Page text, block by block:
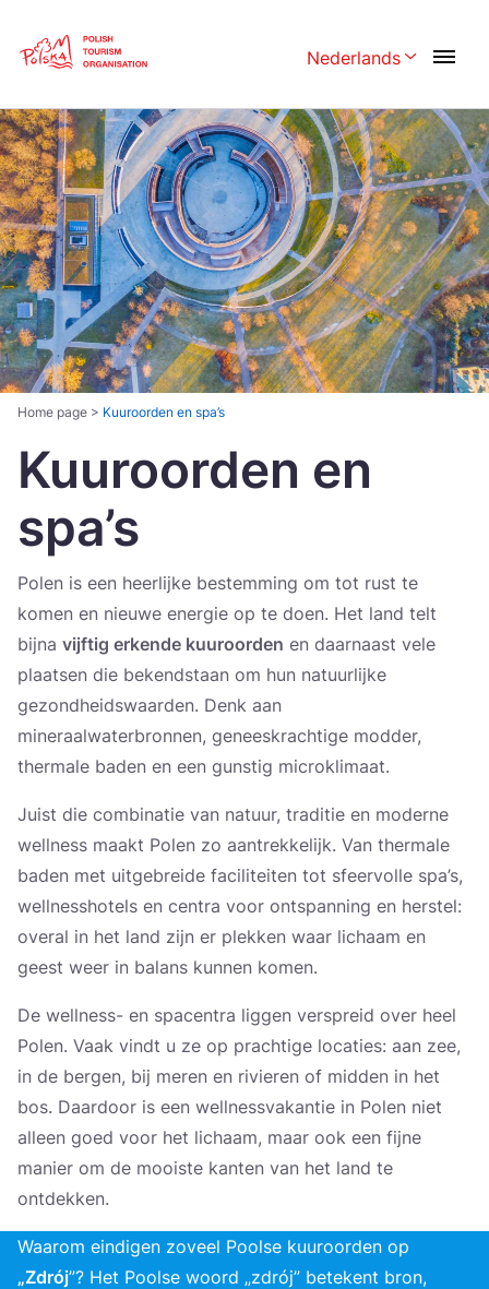
Nederlands
Polski English
Česká 中国
Dansk Deutschland
Español Français
Italiano Magyar
Nederlands 日本語
Português
Suomi
Україна
Zamknij
Home page > Kuuroorden en spa’s
Kuuroorden en
spa’s
Polen is een heerlijke bestemming om tot rust te
komen en nieuwe energie op te doen. Het land telt
bijna vijftig erkende kuuroorden en daarnaast vele
plaatsen die bekendstaan om hun natuurlijke
gezondheidswaarden. Denk aan
mineraalwaterbronnen, geneeskrachtige modder,
thermale baden en een gunstig microklimaat.
Juist die combinatie van natuur, traditie en moderne
wellness maakt Polen zo aantrekkelijk. Van thermale
baden met uitgebreide faciliteiten tot sfeervolle spa’s,
wellnesshotels en centra voor ontspanning en herstel:
overal in het land zijn er plekken waar lichaam en
geest weer in balans kunnen komen.
De wellness- en spacentra liggen verspreid over heel
Polen. Vaak vindt u ze op prachtige locaties: aan zee,
in de bergen, bij meren en rivieren of midden in het
bos. Daardoor is een wellnessvakantie in Polen niet
alleen goed voor het lichaam, maar ook een fijne
manier om de mooiste kanten van het land te
ontdekken.
Waarom eindigen zoveel Poolse kuuroorden op
„Zdrój”? Het Poolse woord „zdrój” betekent bron,